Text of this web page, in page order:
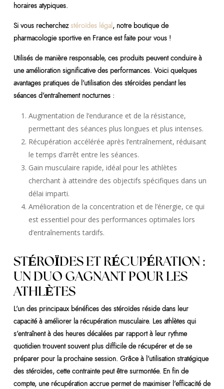
horaires atypiques.
Si vous recherchez stéroïdes légal, notre boutique de
pharmacologie sportive en France est faite pour vous !
Utilisés de manière responsable, ces produits peuvent conduire à
une amélioration significative des performances. Voici quelques
avantages pratiques de l’utilisation des stéroïdes pendant les
séances d’entraînement nocturnes :
Augmentation de l’endurance et de la résistance,
permettant des séances plus longues et plus intenses.
Récupération accélérée après l’entraînement, réduisant
le temps d’arrêt entre les séances.
Gain musculaire rapide, idéal pour les athlètes
cherchant à atteindre des objectifs spécifiques dans un
délai imparti.
Amélioration de la concentration et de l’énergie, ce qui
est essentiel pour des performances optimales lors
d’entraînements tardifs.
STÉROÏDES ET RÉCUPÉRATION :
UN DUO GAGNANT POUR LES
ATHLÈTES
L’un des principaux bénéfices des stéroïdes réside dans leur
capacité à améliorer la récupération musculaire. Les athlètes qui
s’entraînent à des heures décalées par rapport à leur rythme
quotidien trouvent souvent plus difficile de récupérer et de se
préparer pour la prochaine session. Grâce à l’utilisation stratégique
des stéroïdes, cette contrainte peut être surmontée. En fin de
compte, une récupération accrue permet de maximiser l’efficacité de